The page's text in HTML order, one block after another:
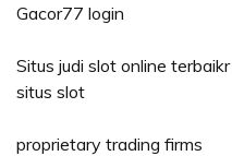
Gacor77 login
Situs judi slot online terbaikr
situs slot
proprietary trading firms